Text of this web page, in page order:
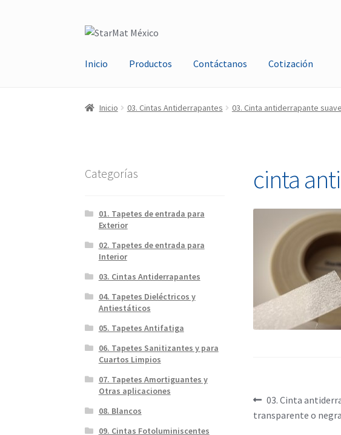
Saltar
navegación
Ir
contenido
Inicio Productos Contáctanos Cotización
Inicio Carrito Conoce Nuestros Productos Contáctanos
Inicio 03. Cintas Antiderrapantes 03. Cinta antiderrapante
cinta
de
Entrada
anterior:
03. Cinta
transparente o negra
Categorías
01. Tapetes de entrada para
Exterior
02. Tapetes de entrada para
Interior
03. Cintas Antiderrapantes
04. Tapetes Dieléctricos y
Antiestáticos
05. Tapetes Antifatiga
06. Tapetes Sanitizantes y para
Cuartos Limpios
07. Tapetes Amortiguantes y
Otras aplicaciones
08. Blancos
09. Cintas Fotoluminiscentes